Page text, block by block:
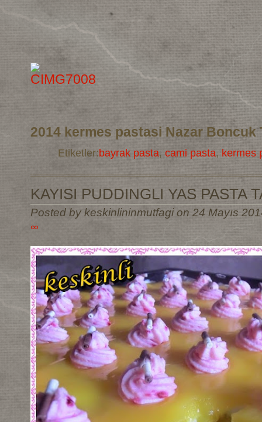
2014 kermes pastasi Nazar Boncuk
Etiketler:bayrak pasta, cami pasta, kermes
KAYISI PUDDINGLI YAS PASTA
Posted by keskinlininmutfagi on 24 Mayıs
∞